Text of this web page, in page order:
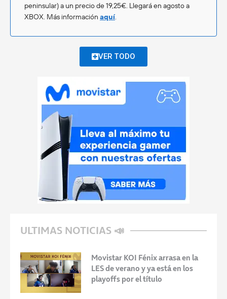
peninsular) a un precio de 19,25€. Llegará en agosto a
XBOX. Más información aquí.
VER TODO
ULTIMAS NOTICIAS 📣
Movistar KOI Fénix arrasa en la
LES de verano y ya está en los
playoffs por el título